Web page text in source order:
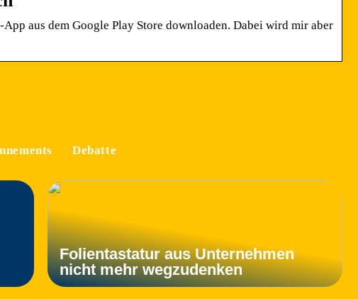
aus dem Google Play Store downloaden. Dabei wird mir aber
Debatte
Folientastatur aus Unternehmen
nicht mehr wegzudenken